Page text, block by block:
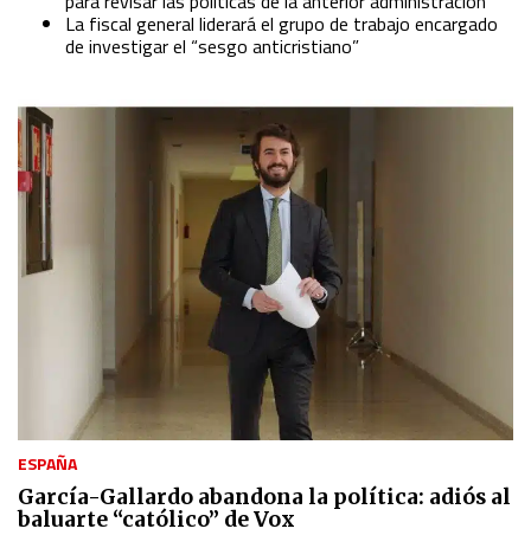
La fiscal general liderará el grupo de trabajo encargado
de investigar el “sesgo anticristiano”
ESPAÑA
García-Gallardo abandona la política: adiós al
baluarte “católico” de Vox